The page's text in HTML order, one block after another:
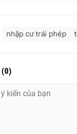
nhập cư trái phép
(0)